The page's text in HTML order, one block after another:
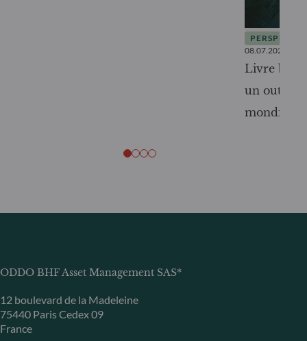
08.07.2026
Livre
un outil
mondiale
ODDO BHF Asset Management SAS*
12 boulevard de la Madeleine
75440 Paris Cedex 09
France